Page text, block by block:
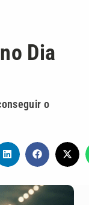
Dia
o